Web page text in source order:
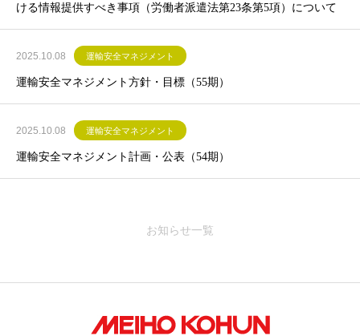
ける情報提供すべき事項（労働者派遣法第23条第5項）について
2025.10.08 運輸安全マネジメント
運輸安全マネジメント方針・目標（55期）
2025.10.08 運輸安全マネジメント
運輸安全マネジメント計画・公表（54期）
お知らせ一覧